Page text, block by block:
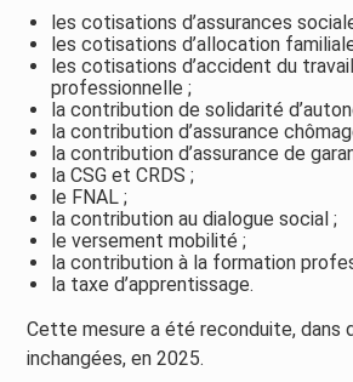
les cotisations d’assurances
les cotisations d’allocation
les cotisations d’accident du
professionnelle ;
la contribution de solidarité
la contribution d’assurance
la contribution d’assurance de
la CSG et CRDS ;
le FNAL ;
la contribution au dialogue social ;
le versement mobilité ;
la contribution à la formation
la taxe d’apprentissage.
Cette mesure a été reconduite, dans
inchangées, en 2025.